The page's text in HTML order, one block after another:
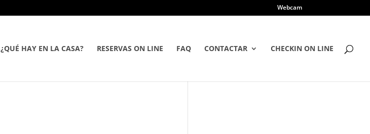
Webcam
¿QUÉ HAY EN LA CASA? RESERVAS ON LINE FAQ CONTACTAR CHECKIN ON LINE